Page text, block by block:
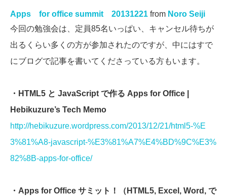
Apps for office summit 20131221 from Noro Seiji
今回の勉強会は、定員85名いっぱい、キャンセル待ちが
出るくらい多くの方が参加されたのですが、中にはすで
にブログで記事を書いてくださっている方もいます。
・HTML5 と JavaScript で作る Apps for Office |
Hebikuzure’s Tech Memo
http://hebikuzure.wordpress.com/2013/12/21/html5-%E
3%81%A8-javascript-%E3%81%A7%E4%BD%9C%E3%
82%8B-apps-for-office/
・Apps for Office サミット！（HTML5, Excel, Word, で